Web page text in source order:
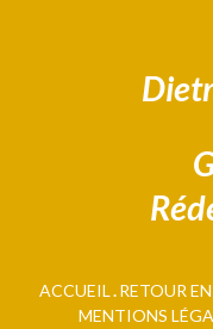
ACCUEIL RETOUR
MENTIONS